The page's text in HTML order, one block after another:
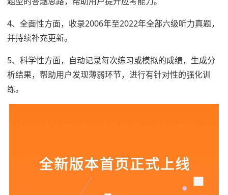
4、全面性方面，收录2006年至2022年全部六级听力真题，
并持续补充更新。
5、科学性方面，自动记录每次练习或模拟的成绩，生成分
析结果，帮助用户发现薄弱环节，进行有针对性的强化训
练。